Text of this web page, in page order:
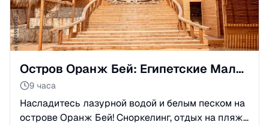
Остров Оранж Бей: Египетские Мальдивы из Хургады
9 часа
Насладитесь лазурной водой и белым песком на
острове Оранж Бей! Сноркелинг, отдых на пляже